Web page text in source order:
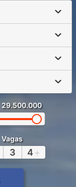
29.500.000
Vagas
3 4 +